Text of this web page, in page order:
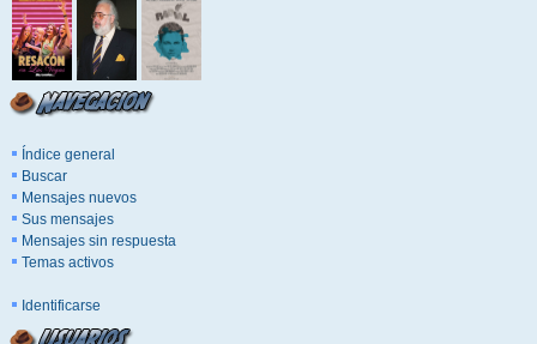
Índice general
Buscar
Mensajes nuevos
Sus mensajes
Mensajes sin respuesta
Temas activos
Identificarse